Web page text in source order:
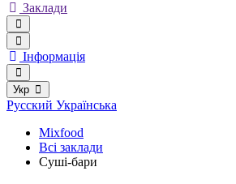
Заклади
Інформація
Укр
Русский Українська
Mixfood
Всі заклади
Суші-бари